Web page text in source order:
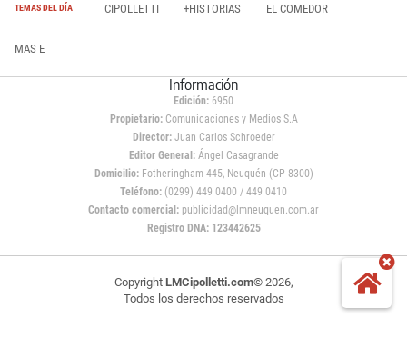
TEMAS DEL DÍA CIPOLLETTI +HISTORIAS EL COMEDOR
MAS E
Información
Edición: 6950
Propietario:Comunicaciones y Medios S.A
Director: Juan Carlos Schroeder
Editor General:Ángel Casagrande
Domicilio:Fotheringham 445, Neuquén (CP 8300)
Teléfono: (0299) 449 0400 / 449 0410
Contacto comercial: publicidad@lmneuquen.com.ar
Registro DNA: 123442625
Copyright LMCipolletti.com© 2026,
Todos los derechos reservados